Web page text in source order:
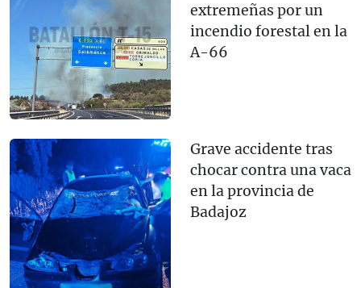
extremeñas por un
incendio forestal en la
A-66
Grave accidente tras
chocar contra una vaca
en la provincia de
Badajoz